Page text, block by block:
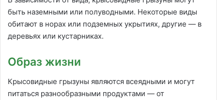
быть наземными или полуводными. Некоторые виды
обитают в норах или подземных укрытиях, другие — в
деревьях или кустарниках.
Образ жизни
Крысовидные грызуны являются всеядными и могут
питаться разнообразными продуктами — от